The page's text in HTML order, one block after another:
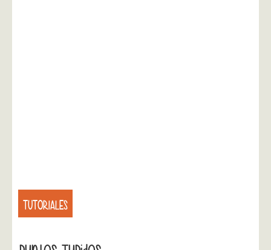
TUTORIALES